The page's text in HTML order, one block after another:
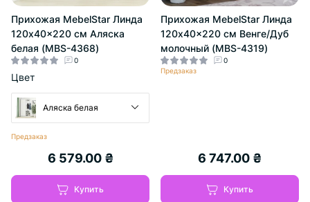
Прихожая MebelStar Линда
120x40x220 см Аляска
белая (MBS-4368)
Цвет
Аляска белая
Предзаказ
0
6 579.00 ₴
Купить
Прихожая MebelStar Линда
120x40x220 см Венге/Дуб
молочный (MBS-4319)
Предзаказ
0
6 747.00 ₴
Купить